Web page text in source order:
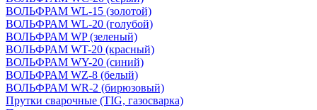
ВОЛЬФРАМ WL-15 (золотой)
ВОЛЬФРАМ WL-20 (голубой)
ВОЛЬФРАМ WP (зеленый)
ВОЛЬФРАМ WT-20 (красный)
ВОЛЬФРАМ WY-20 (синий)
ВОЛЬФРАМ WZ-8 (белый)
ВОЛЬФРАМ WR-2 (бирюзовый)
Прутки сварочные (TIG, газосварка)